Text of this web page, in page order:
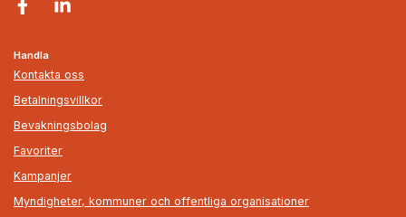
Handla
Kontakta oss
Betalningsvillkor
Bevakningsbolag
Favoriter
Kampanjer
Myndigheter, kommuner och offentliga organisationer